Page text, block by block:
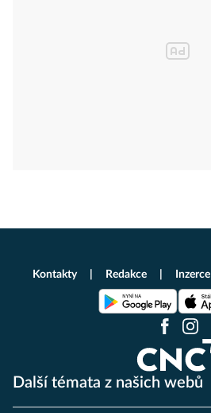
Další témata z našich webů
Kontakty Redakce Inzerce